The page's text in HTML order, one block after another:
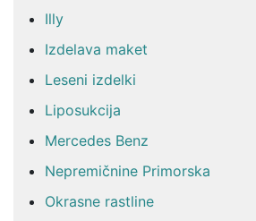
Illy
Izdelava maket
Leseni izdelki
Liposukcija
Mercedes Benz
Nepremičnine Primorska
Okrasne rastline